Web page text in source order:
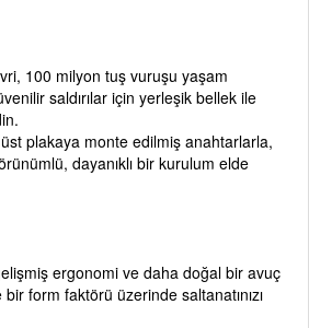
100 milyon tuş vuruşu yaşam
saldırılar için yerleşik bellek ile
plakaya monte edilmiş anahtarlarla,
dayanıklı bir kurulum elde
ergonomi ve daha doğal bir avuç
form faktörü üzerinde saltanatınızı